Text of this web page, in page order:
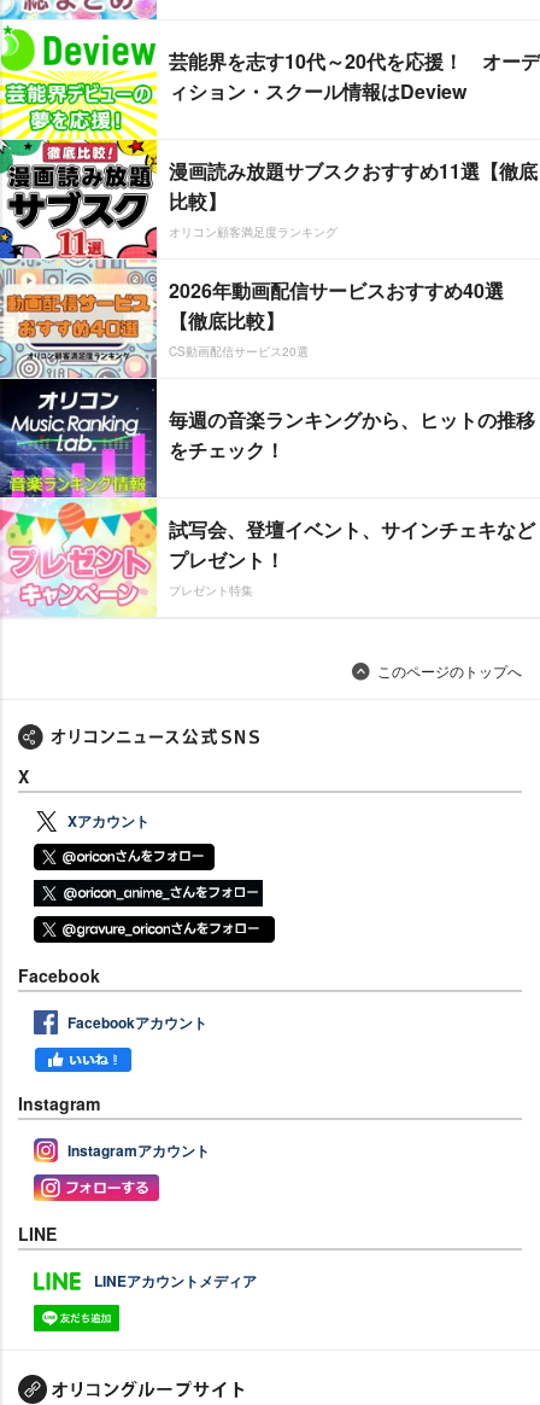
芸能界を志す10代～20代を応援！ オーデ
ィション・スクール情報はDeview
漫画読み放題サブスクおすすめ11選【徹底
比較】
オリコン顧客満足度ランキング
2026年動画配信サービスおすすめ40選
【徹底比較】
CS動画配信サービス20選
毎週の音楽ランキングから、ヒットの推移
をチェック！
試写会、登壇イベント、サインチェキなど
プレゼント！
プレゼント特集
このページのトップへ
X
Xアカウント
Facebook
Facebookアカウント
Instagram
Instagramアカウント
LINE
LINEアカウントメディア